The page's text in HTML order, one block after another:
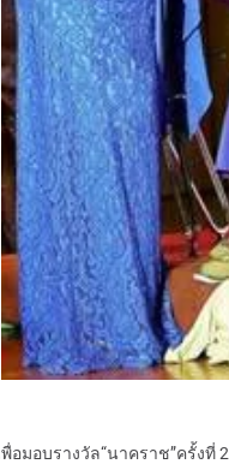
พื่อมอบรางวัล“นาคราช”ครั้ง